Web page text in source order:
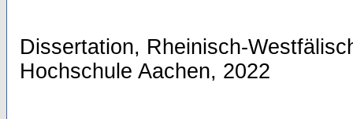
Dissertation, Rheinisch-
Hochschule Aachen, 2022